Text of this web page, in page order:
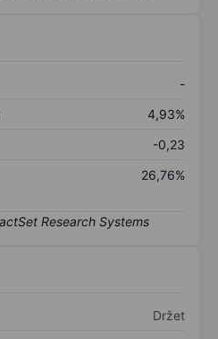
-
4,93%
-0,23
26,76%
Držet